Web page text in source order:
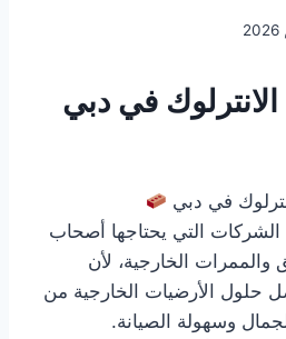
في دبي
في دبي
من أهم الشركات التي يحتاجها أصحاب
والممرات الخارجية، لأن
حلول الأرضيات الخارجية من
وسهولة الصيانة.